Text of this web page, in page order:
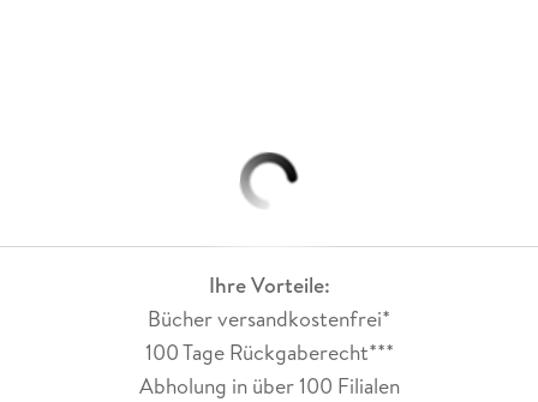
Ihre Vorteile:
Bücher versandkostenfrei*
100 Tage Rückgaberecht***
Abholung in über 100 Filialen